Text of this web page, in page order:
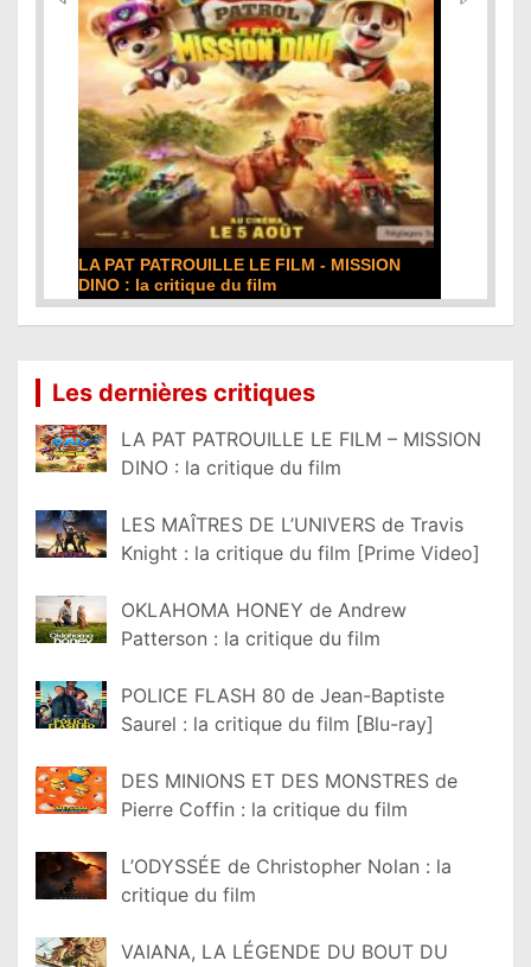
LA PAT PATROUILLE LE FILM - MISSION
DINO : la critique du film
Les dernières critiques
LA PAT PATROUILLE LE FILM – MISSION
DINO : la critique du film
LES MAÎTRES DE L’UNIVERS de Travis
Knight : la critique du film [Prime Video]
OKLAHOMA HONEY de Andrew
Patterson : la critique du film
POLICE FLASH 80 de Jean-Baptiste
Saurel : la critique du film [Blu-ray]
DES MINIONS ET DES MONSTRES de
Pierre Coffin : la critique du film
L’ODYSSÉE de Christopher Nolan : la
critique du film
VAIANA, LA LÉGENDE DU BOUT DU